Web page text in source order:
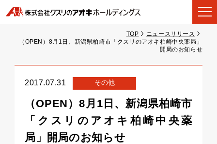
TOP
ニュースリリース
（OPEN）8月1日、新潟県柏崎市「クスリのアオキ柏崎中央薬局」
開局のお知らせ
2017.07.31 その他
（OPEN）8月1日、新潟県柏崎市
「クスリのアオキ柏崎中央薬
局」開局のお知らせ